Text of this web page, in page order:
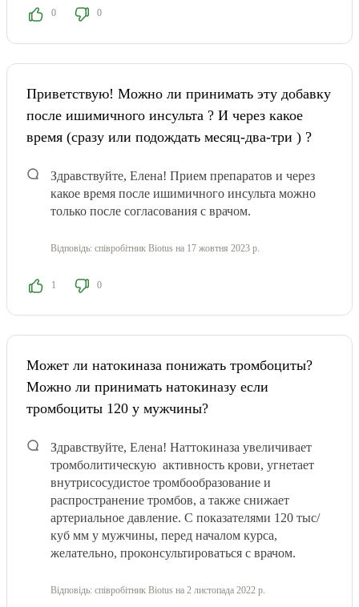
0 0
Приветствую! Можно ли принимать эту добавку
после ишимичного инсульта ? И через какое
время (сразу или подождать месяц-два-три ) ?
Здравствуйте, Елена! Прием препаратов и через
какое время после ишимичного инсульта можно
только после согласования с врачом.
Відповідь: співробітник Biotus на 17 жовтня 2023 р.
1 0
Может ли натокиназа понижать тромбоциты?
Можно ли принимать натокиназу если
тромбоциты 120 у мужчины?
Здравствуйте, Елена! Наттокиназа увеличивает
тромболитическую активность крови, угнетает
внутрисосудистое тромбообразование и
распространение тромбов, а также снижает
артериальное давление. С показателями 120 тыс/
куб мм у мужчины, перед началом курса,
желательно, проконсультироваться с врачом.
Відповідь: співробітник Biotus на 2 листопада 2022 р.